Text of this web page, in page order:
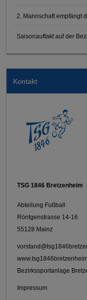
2. Mannschaft empfängt
Saisonauftakt auf der
Kontakt
TSG 1846 Bretzenheim
Abteilung Fußball
Röntgenstrasse 14-16
55128 Mainz
Bezirkssportanlage
Impressum